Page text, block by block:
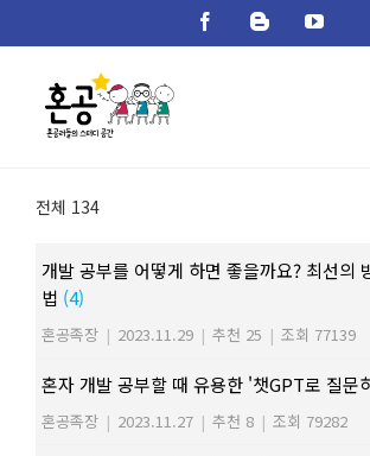
FacebookBlogger
전체 134
개발 공부를 어떻게 하면 좋을까요? 최선의
법 (4)
혼공족장 | 2023.11.29 | 추천 25 | 조회 77139
혼자 개발 공부할 때 유용한 '챗GPT로 질문
혼공족장 | 2023.11.27 | 추천 8 | 조회 79282